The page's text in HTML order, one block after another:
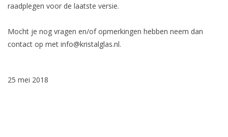
raadplegen voor de laatste versie.
Mocht je nog vragen en/of opmerkingen hebben neem dan
contact op met info@kristalglas.nl.
25 mei 2018